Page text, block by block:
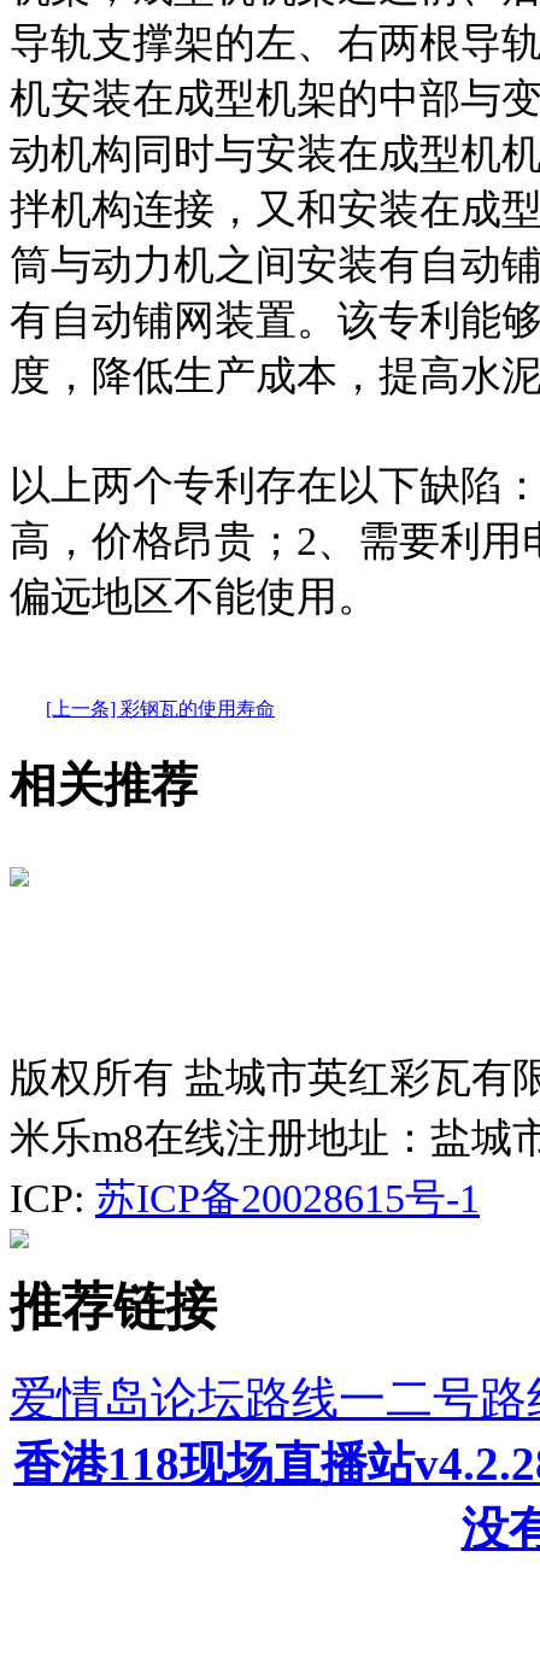
导轨支撑架的左、右两根导
机安装在成型机架的中部与
动机构同时与安装在成型机
拌机构连接，又和安装在成
筒与动力机之间安装有自动
有自动铺网装置。该专利能
度，降低生产成本，提高水
以上两个专利存在以下缺陷
高，价格昂贵；2、需要利
偏远地区不能使用。
[上一条] 彩钢瓦的使用寿命
相关推荐
版权所有 盐城市英红彩瓦有
米乐m8在线注册地址：盐城
ICP: 苏ICP备20028615号-1
推荐链接
爱情岛论坛路线一二号
香港118现场直播站
没